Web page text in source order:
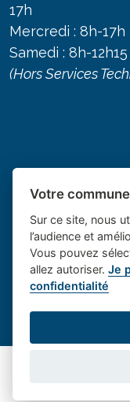
17h
Mercredi : 8h-17h
Samedi : 8h-12h15
(Hors Services
Place du village
et appli des
Mentions
Votre
Sur ce site, nous
l’audience et
Vous pouvez
allez autoriser.Je
confidentialité